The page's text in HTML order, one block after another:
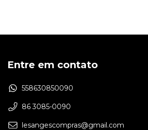
Entre em contato
558630850090
86 3085-0090
lesangescompras@gmail.com